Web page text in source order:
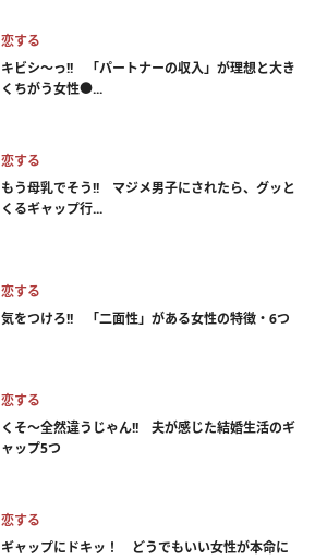
恋する
キビシ～っ!! 「パートナーの収入」が理想と大き
くちがう女性●...
恋する
もう母乳でそう!! マジメ男子にされたら、グッと
くるギャップ行...
恋する
気をつけろ!! 「二面性」がある女性の特徴・6つ
恋する
くそ～全然違うじゃん!! 夫が感じた結婚生活のギ
ャップ5つ
恋する
ギャップにドキッ！ どうでもいい女性が本命に